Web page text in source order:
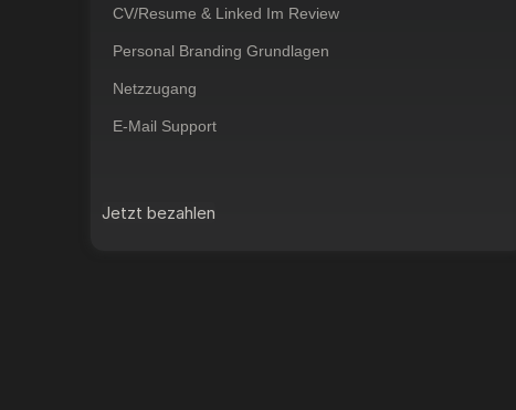
CV/Resume & Linked Im Review
Personal Branding Grundlagen
Netzzugang
E-Mail Support
Jetzt bezahlen